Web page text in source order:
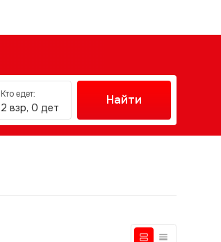
Кто едет:
2 взр, 0 дет
Найти